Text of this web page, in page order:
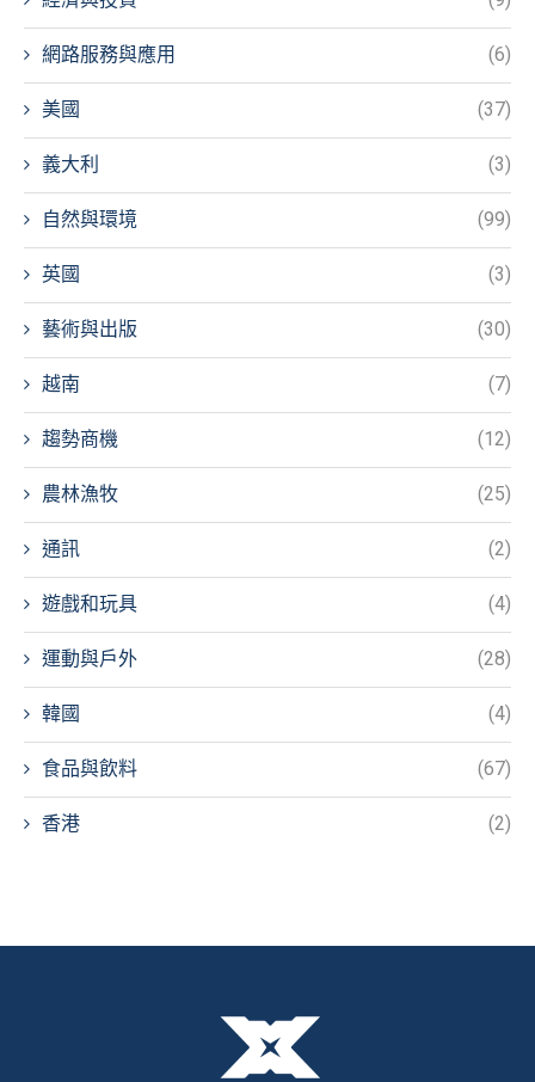
網路服務與應用 (6)
美國 (37)
義大利 (3)
自然與環境 (99)
英國 (3)
藝術與出版 (30)
越南 (7)
趨勢商機 (12)
農林漁牧 (25)
通訊 (2)
遊戲和玩具 (4)
運動與戶外 (28)
韓國 (4)
食品與飲料 (67)
香港 (2)